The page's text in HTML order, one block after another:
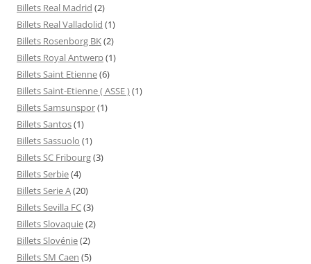
Billets Real Madrid (2)
Billets Real Valladolid (1)
Billets Rosenborg BK(2)
Billets Royal Antwerp(1)
Billets Saint Etienne(6)
Billets Saint-Etienne ( ASSE )(1)
Billets Samsunspor(1)
Billets Santos(1)
Billets Sassuolo (1)
Billets SC Fribourg(3)
Billets Serbie(4)
Billets Serie A(20)
Billets Sevilla FC(3)
Billets Slovaquie(2)
Billets Slovénie(2)
Billets SM Caen (5)